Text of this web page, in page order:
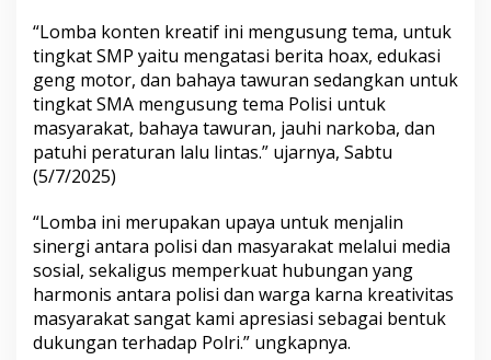
“Lomba konten kreatif ini mengusung tema, untuk
tingkat SMP yaitu mengatasi berita hoax, edukasi
geng motor, dan bahaya tawuran sedangkan untuk
tingkat SMA mengusung tema Polisi untuk
masyarakat, bahaya tawuran, jauhi narkoba, dan
patuhi peraturan lalu lintas.” ujarnya, Sabtu
(5/7/2025)
“Lomba ini merupakan upaya untuk menjalin
sinergi antara polisi dan masyarakat melalui media
sosial, sekaligus memperkuat hubungan yang
harmonis antara polisi dan warga karna kreativitas
masyarakat sangat kami apresiasi sebagai bentuk
dukungan terhadap Polri.” ungkapnya.